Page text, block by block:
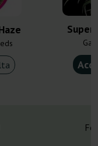
Super